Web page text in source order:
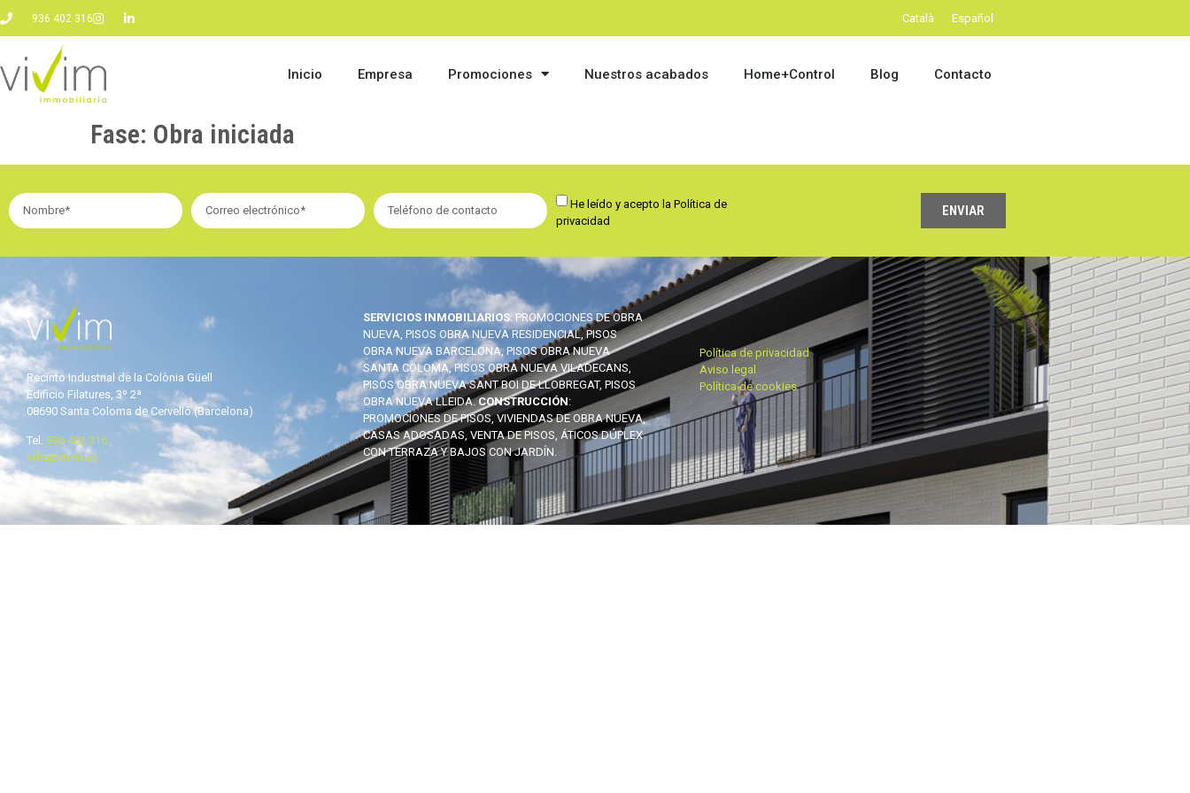
936 402 316 Català Español
Inicio Empresa Promociones Nuestros acabados Home+Control Blog Contacto
Fase: Obra iniciada
He leído y acepto la Política de
privacidad
ENVIAR
Recinto Industrial de la Colònia Güell
Edificio Filatures, 3º 2ª
08690 Santa Coloma de Cervelló (Barcelona)
Tel. 936 402 316
info@vivim.es
SERVICIOS INMOBILIARIOS: PROMOCIONES DE OBRA
NUEVA, PISOS OBRA NUEVA RESIDENCIAL, PISOS
OBRA NUEVA BARCELONA, PISOS OBRA NUEVA
SANTA COLOMA, PISOS OBRA NUEVA VILADECANS,
PISOS OBRA NUEVA SANT BOI DE LLOBREGAT, PISOS
OBRA NUEVA LLEIDA.CONSTRUCCIÓN:
PROMOCIONES DE PISOS, VIVIENDAS DE OBRA NUEVA,
CASAS ADOSADAS, VENTA DE PISOS, ÁTICOS DÚPLEX
CON TERRAZA Y BAJOS CON JARDÍN.
Política de privacidad
Aviso legal
Política de cookies